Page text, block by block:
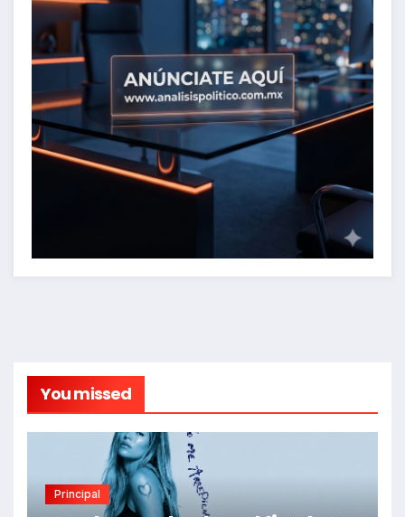
You missed
Principal